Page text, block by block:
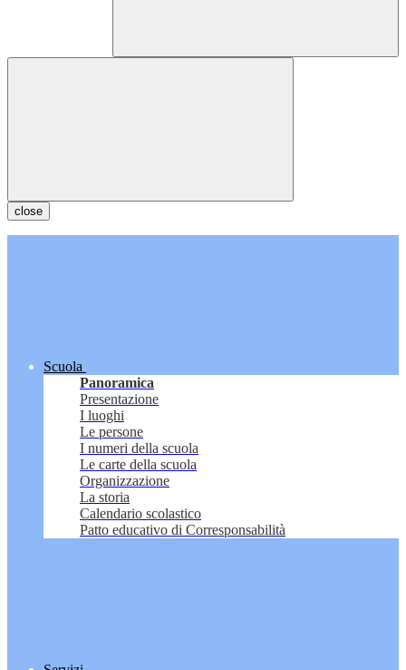
close
Scuola
Panoramica
Presentazione
I luoghi
Le persone
I numeri della scuola
Le carte della scuola
Organizzazione
La storia
Calendario scolastico
Patto educativo di Corresponsabilità